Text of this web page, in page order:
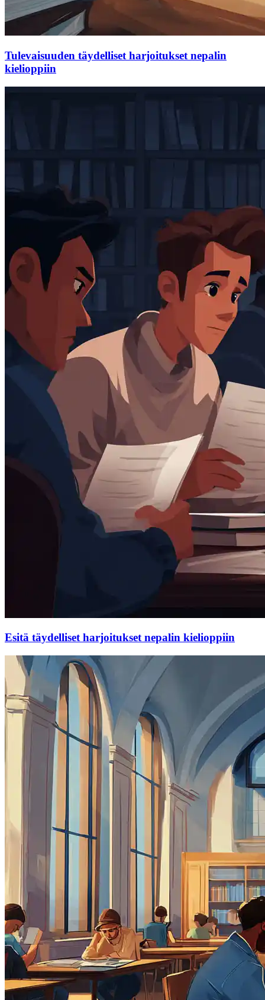
Tulevaisuuden täydelliset harjoitukset nepalin
kielioppiin
Esitä täydelliset harjoitukset nepalin kielioppiin